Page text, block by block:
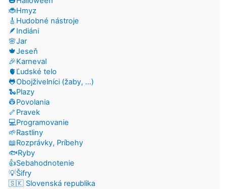
🐞Hmyz
🎸Hudobné nástroje
🪶Indiáni
🌸Jar
🍁Jeseň
🎉Karneval
🫀Ľudské telo
🐸Obojživelníci (žaby, ...)
🐍Plazy
👷Povolania
🦴Pravek
💻Programovanie
🌱Rastliny
📖Rozprávky, Príbehy
🐟Ryby
👍Sebahodnotenie
💡Šifry
🇸🇰 Slovenská republika